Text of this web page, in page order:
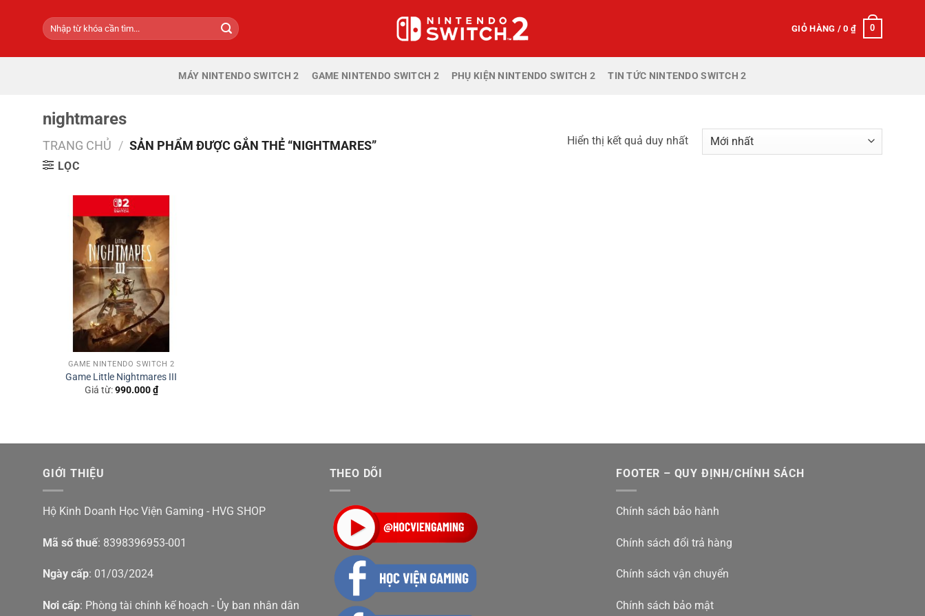
dung
Tìm
kiếm:
GIỎ HÀNG /0 ₫ 0
MÁY NINTENDO SWITCH 2 GAME NINTENDO SWITCH 2 PHỤ KIỆN NINTENDO SWITCH 2 TIN TỨC NINTENDO SWITCH 2
nightmares
TRANG CHỦ / SẢN PHẨM ĐƯỢC GẮN THẺ “NIGHTMARES”
LỌC
Hiển thị kết quả duy nhất
GAME NINTENDO SWITCH 2
Game Little Nightmares III
Giá từ:990.000₫
GIỚI THIỆU
Hộ Kinh Doanh Học Viện Gaming - HVG SHOP
Mã số thuế: 8398396953-001
Ngày cấp: 01/03/2024
Nơi cấp: Phòng tài chính kế hoạch - Ủy ban nhân dân
THEO DÕI FOOTER – QUY ĐỊNH/CHÍNH SÁCH
Chính sách bảo hành
Chính sách đổi trả hàng
Chính sách vận chuyển
Chính sách bảo mật